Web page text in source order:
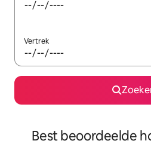
Vertrek
Best beoordeelde